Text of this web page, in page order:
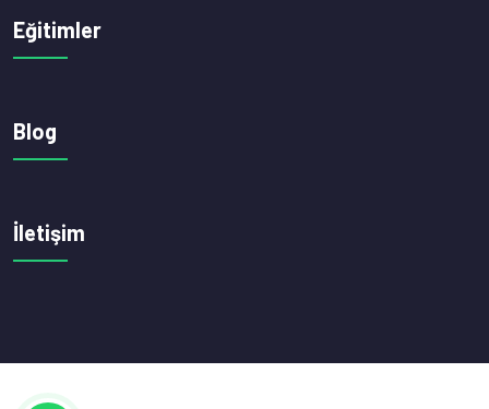
Eğitimler
Blog
İletişim